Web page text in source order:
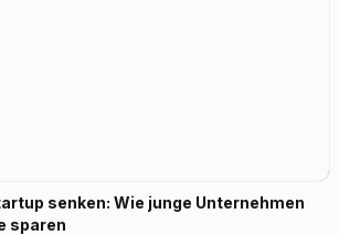
senken: Wie junge Unternehmen
sparen